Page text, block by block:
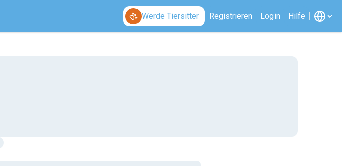
Werde Tiersitter Registrieren Login Hilfe